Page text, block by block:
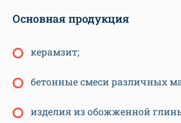
Основная продукция
керамзит;
бетонные смеси различных
изделия из обожженной